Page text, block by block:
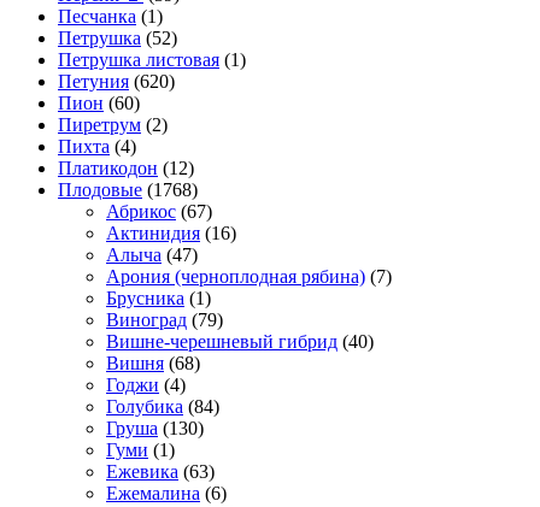
Песчанка (1)
Петрушка (52)
Петрушка листовая (1)
Петуния (620)
Пион (60)
Пиретрум (2)
Пихта (4)
Платикодон (12)
Плодовые (1768)
Абрикос (67)
Актинидия (16)
Алыча (47)
Арония (черноплодная рябина) (7)
Брусника (1)
Виноград (79)
Вишне-черешневый гибрид (40)
Вишня (68)
Годжи (4)
Голубика (84)
Груша (130)
Гуми (1)
Ежевика (63)
Ежемалина (6)